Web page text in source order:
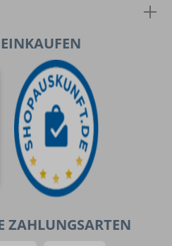
ZAHLUNGSARTEN